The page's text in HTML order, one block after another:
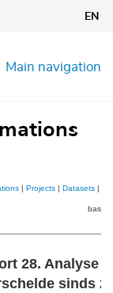
EN
Main navigation
| Projects | Datasets |
28. Analyse
sinds